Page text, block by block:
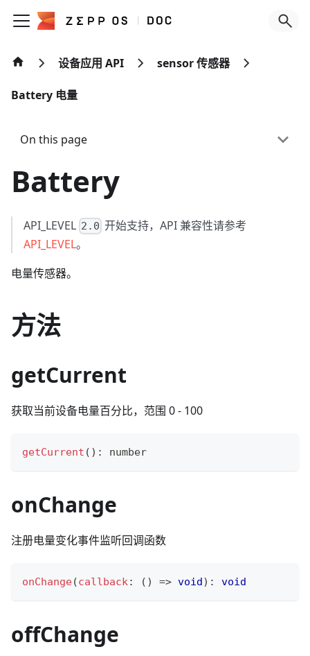
设备应用 API sensor 传感器
Battery 电量
On this page
Battery
API_LEVEL 2.0 开始支持，API 兼容性请参考
API_LEVEL。
电量传感器。
方法
getCurrent
获取当前设备电量百分比，范围 0 - 100
getCurrent ( ) : number
onChange
注册电量变化事件监听回调函数
onChange(callback: ( ) => void) : void
offChange